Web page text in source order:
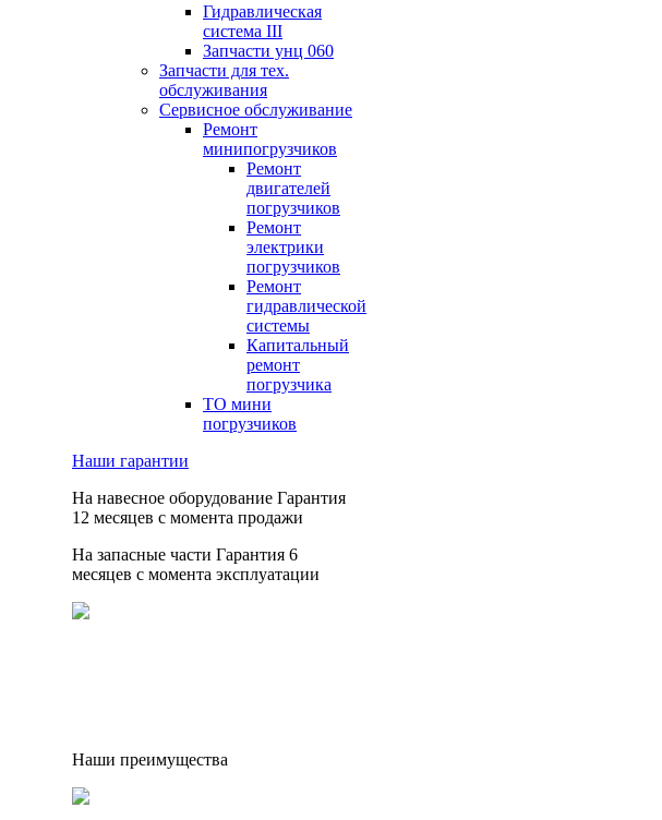
Гидравлическая
система III
Запчасти унц 060
Запчасти для тех.
обслуживания
Сервисное обслуживание
Ремонт
минипогрузчиков
Ремонт
двигателей
погрузчиков
Ремонт
электрики
погрузчиков
Ремонт
гидравлической
системы
Капитальный
ремонт
погрузчика
ТО мини
погрузчиков
Наши гарантии
На навесное оборудование Гарантия
12 месяцев с момента продажи
На запасные части Гарантия 6
месяцев с момента эксплуатации
Наши преимущества